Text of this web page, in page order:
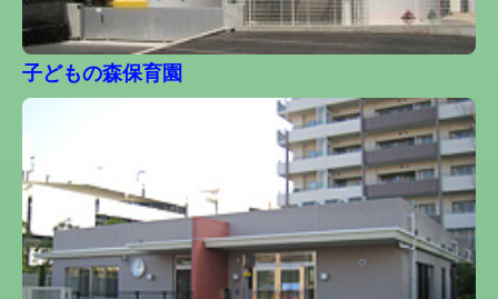
子どもの森保育園